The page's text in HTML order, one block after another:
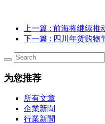
上一篇 : 前海将继续推
下一篇 : 四川年货购物
为您推荐
所有文章
企業新聞
行業新聞